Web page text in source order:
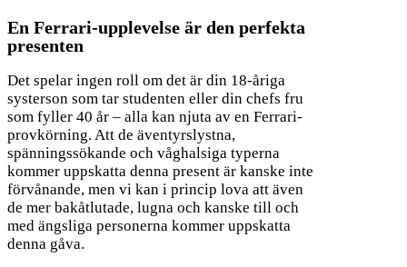
En Ferrari-upplevelse är den perfekta
presenten
Det spelar ingen roll om det är din 18-åriga
systerson som tar studenten eller din chefs fru
som fyller 40 år – alla kan njuta av en Ferrari-
provkörning. Att de äventyrslystna,
spänningssökande och våghalsiga typerna
kommer uppskatta denna present är kanske inte
förvånande, men vi kan i princip lova att även
de mer bakåtlutade, lugna och kanske till och
med ängsliga personerna kommer uppskatta
denna gåva.